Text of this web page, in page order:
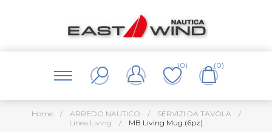
(0) (0)
Home / ARREDO NAUTICO / SERVIZI DA TAVOLA
/
Linea Living
/ MB Living Mug (6pz)